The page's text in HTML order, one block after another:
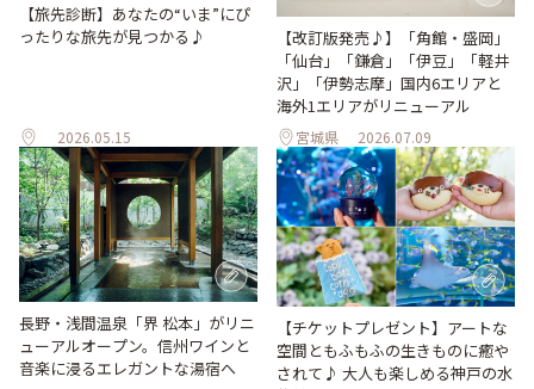
【旅先診断】あなたの“いま”にぴ
ったりな旅先が見つかる♪
2026.05.15
【改訂版発売♪】「角館・盛岡」
「仙台」「鎌倉」「伊豆」「軽井
沢」「伊勢志摩」国内6エリアと
海外1エリアがリニューアル
宮城県 2026.07.09
長野・浅間温泉「界 松本」がリニ
ューアルオープン。信州ワインと
音楽に浸るエレガントな湯宿へ
【チケットプレゼント】アートな
空間ともふもふの生きものに癒や
されて♪ 大人も楽しめる神戸の水